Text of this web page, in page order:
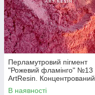
Перламутровий пігмент
"Рожевий фламінго" №13
ArtResin. Концентрований.
Для смоли
В наявності